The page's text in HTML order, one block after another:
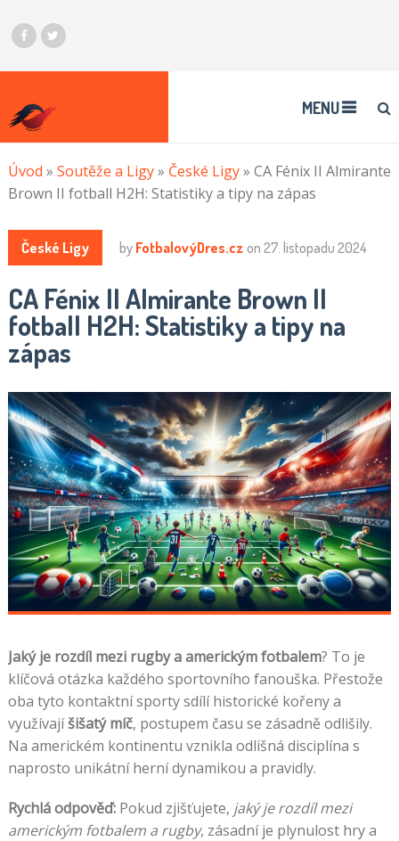
MENU
Úvod » Soutěže a Ligy» České Ligy» CA Fénix II Almirante
Brown II fotball H2H: Statistiky a tipy na zápas
České Ligy by FotbalovýDres.cz on 27. listopadu 2024
CA Fénix II Almirante Brown II
fotball H2H: Statistiky a tipy na
zápas
Jaký je rozdíl mezi rugby a americkým fotbalem? To je
klíčová otázka každého sportovního fanouška. Přestože
oba tyto kontaktní sporty sdílí historické kořeny a
využívajíšišatý míč, postupem času se zásadně odlišily.
Na americkém kontinentu vznikla odlišná disciplína s
naprosto unikátní herní dynamikou a pravidly.
Rychlá odpověď:Pokud zjišťujete, jaký je rozdíl mezi
americkým fotbalem a rugby, zásadní je plynulost hry a